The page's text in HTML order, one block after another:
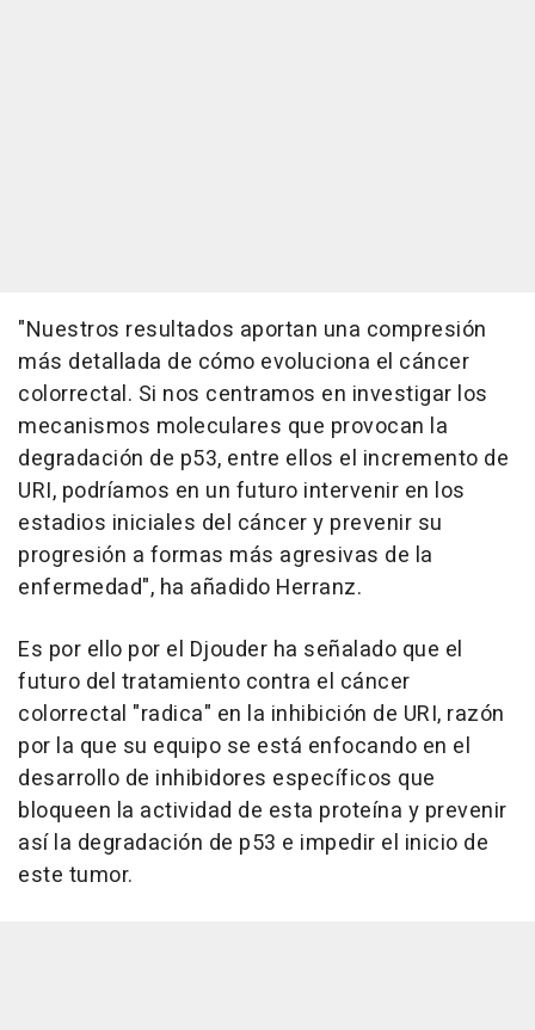
"Nuestros resultados aportan una compresión
más detallada de cómo evoluciona el cáncer
colorrectal. Si nos centramos en investigar los
mecanismos moleculares que provocan la
degradación de p53, entre ellos el incremento de
URI, podríamos en un futuro intervenir en los
estadios iniciales del cáncer y prevenir su
progresión a formas más agresivas de la
enfermedad", ha añadido Herranz.
Es por ello por el Djouder ha señalado que el
futuro del tratamiento contra el cáncer
colorrectal "radica" en la inhibición de URI, razón
por la que su equipo se está enfocando en el
desarrollo de inhibidores específicos que
bloqueen la actividad de esta proteína y prevenir
así la degradación de p53 e impedir el inicio de
este tumor.